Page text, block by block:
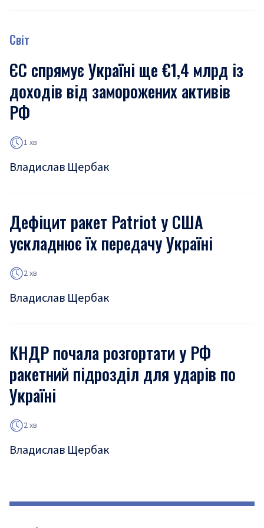
Світ
ЄС спрямує Україні ще €1,4 млрд із
доходів від заморожених активів
РФ
1 хв
Владислав Щербак
Дефіцит ракет Patriot у США
ускладнює їх передачу Україні
2 хв
Владислав Щербак
КНДР почала розгортати у РФ
ракетний підрозділ для ударів по
Україні
2 хв
Владислав Щербак